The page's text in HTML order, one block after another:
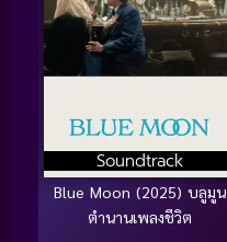
Soundtrack
Blue Moon (2025) บลูมูน
ตำนานเพลงชีวิต